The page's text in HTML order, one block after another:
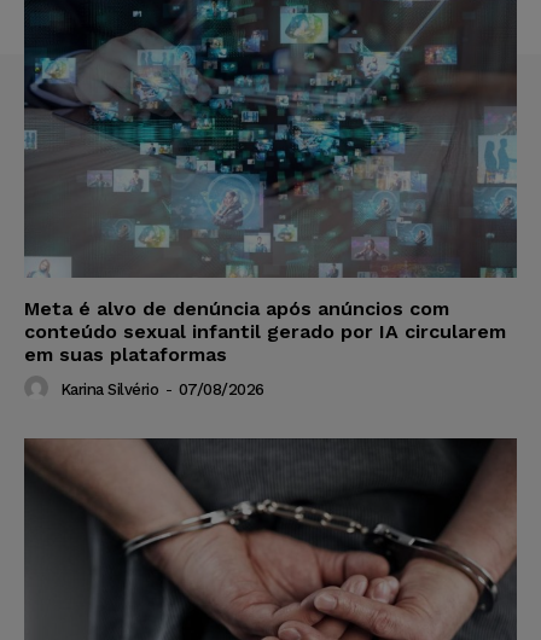
Meta é alvo de denúncia após anúncios com
conteúdo sexual infantil gerado por IA circularem
em suas plataformas
Karina Silvério - 07/08/2026